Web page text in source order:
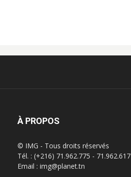
À PROPOS
© IMG - Tous droits réservés
Tél. : (+216) 71.962.775 - 71.962.617
Email : img@planet.tn